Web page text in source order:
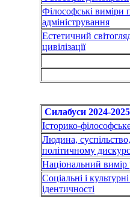
Філософські виміри
адміністрування
Естетичний
цивілізації
Силабуси 2024-
Історико-
Людина,
політичному
Національний вимір
Соціальні і
ідентичності